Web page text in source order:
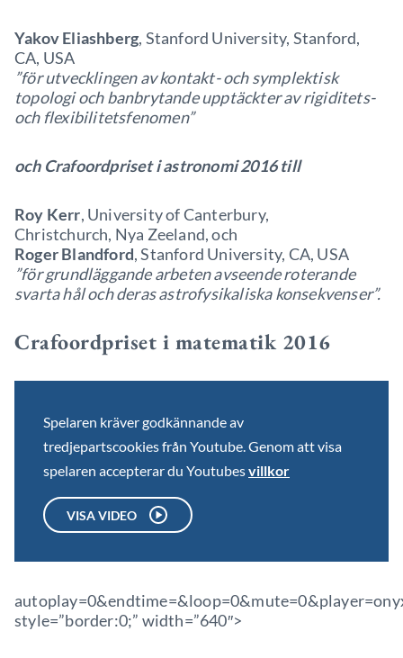
Yakov Eliashberg, Stanford University, Stanford,
CA, USA
”för utvecklingen av kontakt- och symplektisk
topologi och banbrytande upptäckter av rigiditets-
och flexibilitetsfenomen”
och Crafoordpriset i astronomi 2016 till
Roy Kerr, University of Canterbury,
Christchurch, Nya Zeeland, och
Roger Blandford, Stanford University, CA, USA
”för grundläggande arbeten avseende roterande
svarta hål och deras astrofysikaliska konsekvenser”.
Crafoordpriset i matematik 2016
Spelaren kräver godkännande av
tredjepartscookies från Youtube. Genom att visa
spelaren accepterar du Youtubesvillkor
VISA VIDEO
style=”border:0;” width=”640″>